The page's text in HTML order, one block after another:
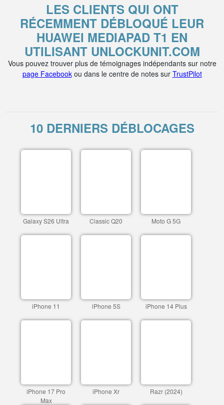
LES CLIENTS QUI ONT
RÉCEMMENT DÉBLOQUÉ LEUR
HUAWEI MEDIAPAD T1 EN
UTILISANT UNLOCKUNIT.COM
Vous pouvez trouver plus de témoignages indépendants sur notre
page Facebookou dans le centre de notes sur TrustPilot
10 DERNIERS DÉBLOCAGES
Galaxy S26 Ultra Classic Q20 Moto G 5G
iPhone 11 iPhone 5S iPhone 14 Plus
iPhone 17 Pro
Max
iPhone Xr Razr (2024)